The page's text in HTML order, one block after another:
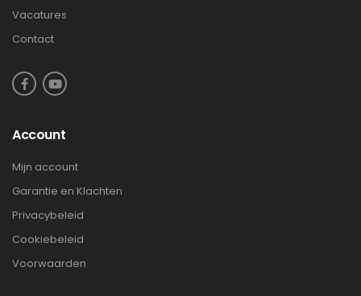
Vacatures
Contact
Account
Mijn account
Garantie en Klachten
Privacybeleid
Cookiebeleid
Voorwaarden